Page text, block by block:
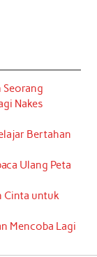
Seorang
Nakes
Bertahan
Ulang Peta
Cinta untuk
Mencoba Lagi